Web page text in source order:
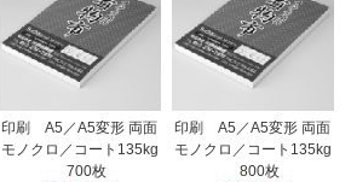
印刷 A5／A5変形 両面
モノクロ／コート135kg
700枚
印刷 A5／A5変形 両面
モノクロ／コート135kg
800枚